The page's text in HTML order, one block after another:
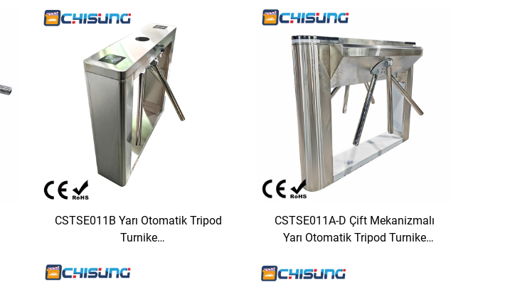
Dayanıklılık Dar Otopark Kurulum
Alanları İçin
CSTSE011B Yarı Otomatik Tripod
Turnike
Müşteri İçin Özel Dik Açı
CSTSE011A-D Çift Mekanizmalı
Yarı Otomatik Tripod Turnike
Genişletilmiş Uzantılı Tasarım Led